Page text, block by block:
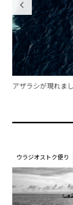

MONOCHROME－
ウラジオストク便り